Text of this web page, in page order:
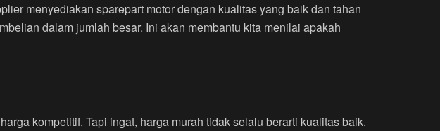
menyediakan sparepart motor dengan kualitas yang baik dan tahan
dalam jumlah besar. Ini akan membantu kita menilai apakah
kompetitif. Tapi ingat, harga murah tidak selalu berarti kualitas baik.